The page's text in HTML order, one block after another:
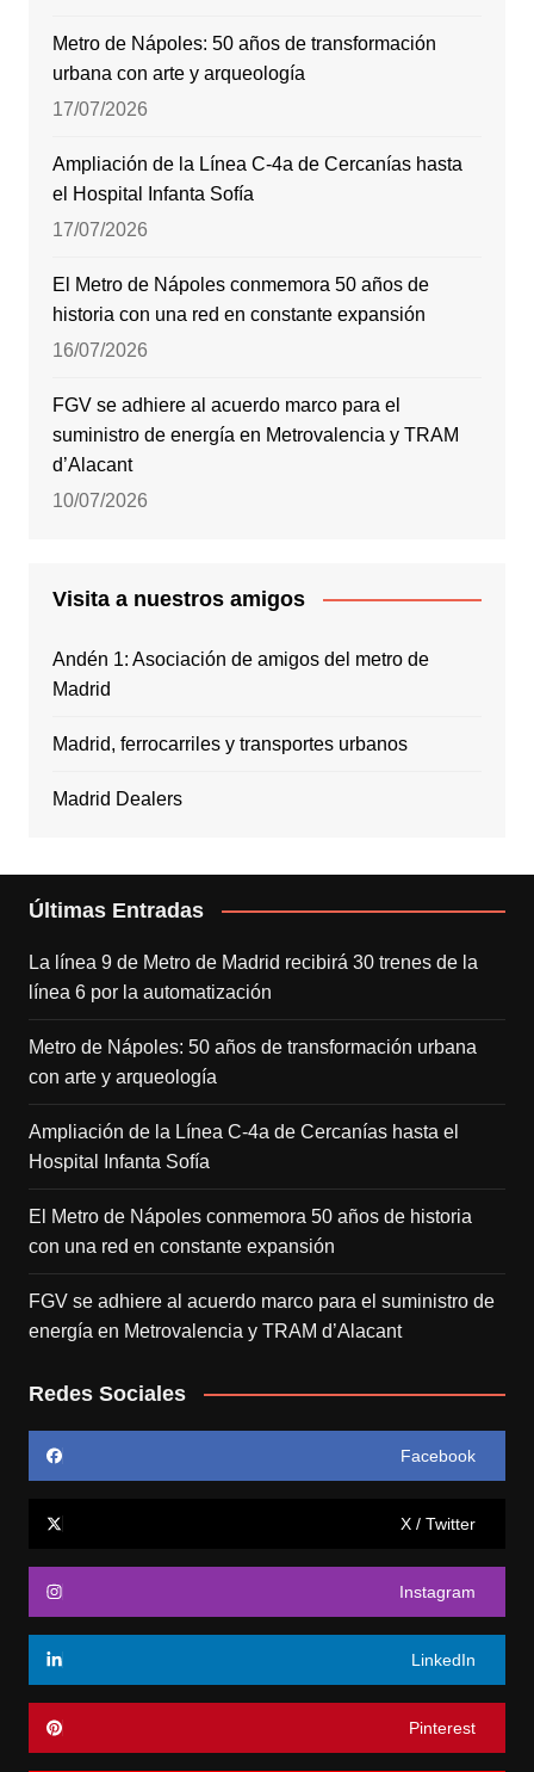
Metro de Nápoles: 50 años de transformación
urbana con arte y arqueología
17/07/2026
Ampliación de la Línea C-4a de Cercanías hasta
el Hospital Infanta Sofía
17/07/2026
El Metro de Nápoles conmemora 50 años de
historia con una red en constante expansión
16/07/2026
FGV se adhiere al acuerdo marco para el
suministro de energía en Metrovalencia y TRAM
d’Alacant
10/07/2026
Visita a nuestros amigos
Andén 1: Asociación de amigos del metro de
Madrid
Madrid, ferrocarriles y transportes urbanos
Madrid Dealers
Últimas Entradas
La línea 9 de Metro de Madrid recibirá 30 trenes de la
línea 6 por la automatización
Metro de Nápoles: 50 años de transformación urbana
con arte y arqueología
Ampliación de la Línea C-4a de Cercanías hasta el
Hospital Infanta Sofía
El Metro de Nápoles conmemora 50 años de historia
con una red en constante expansión
FGV se adhiere al acuerdo marco para el suministro de
energía en Metrovalencia y TRAM d’Alacant
Redes Sociales
Facebook
X / Twitter
Instagram
LinkedIn
Pinterest